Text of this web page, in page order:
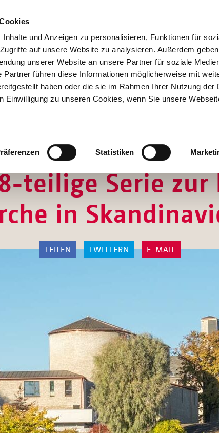
und Anzeigen zu personalisieren, Funktionen für
auf unsere Website zu analysieren. Außerdem
unserer Website an unsere Partner für soziale
Partner führen diese Informationen möglicherweise mit
haben oder die sie im Rahmen Ihrer Nutzung der
Einwilligung zu unseren Cookies, wenn Sie unsere
Statistiken
Hilfen
Unterstützen
Projekte
"ZUFLUCHT UND HOFFNUNG"
teilige Serie
in
TEILEN TWITTERN E-MAIL